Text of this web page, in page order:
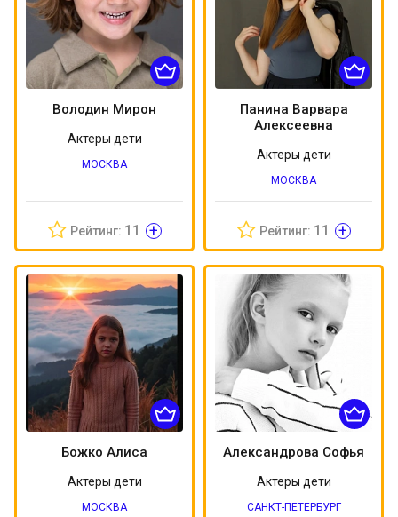
Володин Мирон
Актеры дети
МОСКВА
Рейтинг: 11 +
Панина Варвара
Алексеевна
Актеры дети
МОСКВА
Рейтинг: 11 +
Божко Алиса
Актеры дети
МОСКВА
Александрова Софья
Актеры дети
САНКТ-ПЕТЕРБУРГ